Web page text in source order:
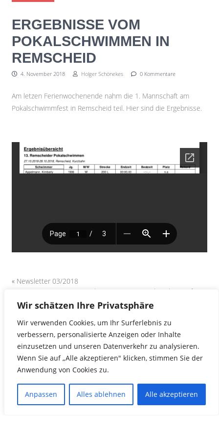
Wir schätzen Ihre Privatsphäre
Wir verwenden Cookies, um Ihr Surferlebnis zu
verbessern, personalisierte Anzeigen oder Inhalte
einzusetzen und unseren Datenverkehr zu analysieren.
Wenn Sie auf „Alle akzeptieren" klicken, stimmen Sie der
Anwendung von Cookies zu.
Anpassen Alles ablehnen Alle akzeptieren
ERGEBNISSE VOM
POKALSCHWIMMEN IN
REMSCHEID
4. November 2018 Holger Schönekes 0 Kommentare
Am letzen Ferienwochenende nahm die 1. Mannschaft am
Pokalschwimmfest in Remscheid teil. Hier sind die Ergebnisse.
« Newsletter 03/2018
Ergebnisse vom 30. Kinderschwimmfest